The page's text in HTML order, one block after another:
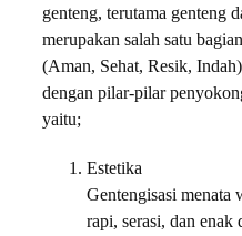
genteng, terutama genteng
merupakan salah satu
(Aman, Sehat, Resik,
dengan pilar-pilar
yaitu;
Estetika
Gentengisasi menata
rapi, serasi, dan enak